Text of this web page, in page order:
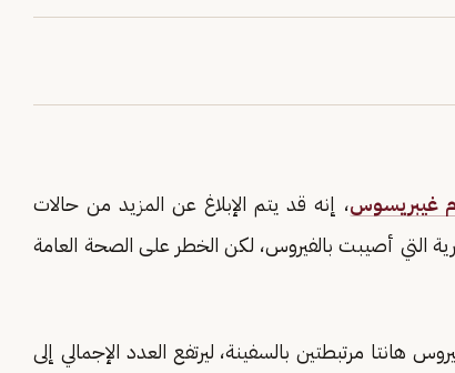
غيبريسوس، إنه قد يتم الإبلاغ عن المزيد من حالات
التي أصيبت بالفيروس، لكن الخطر على الصحة العامة
مرتبطتين بالسفينة، ليرتفع العدد الإجمالي إلى